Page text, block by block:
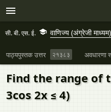
सी. बी. एस. ई. वाणिज्य (अंग्रेजी
पाठ्यपुस्तक उत्तर २१३८३ अवधारणा
Find the range of
3cos 2x ≤ 4)